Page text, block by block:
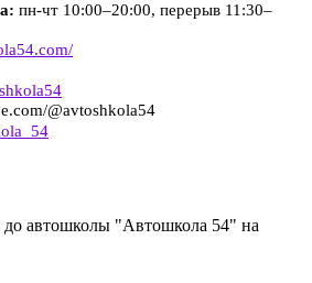
пн-чт 10:00–20:00, перерыв 11:30–
@avtoshkola54
до автошколы "Автошкола 54" на